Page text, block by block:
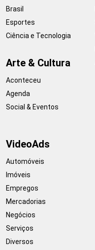
Brasil
Esportes
Ciência e Tecnologia
Arte & Cultura
Aconteceu
Agenda
Social & Eventos
VideoAds
Automóveis
Imóveis
Empregos
Mercadorias
Negócios
Serviços
Diversos